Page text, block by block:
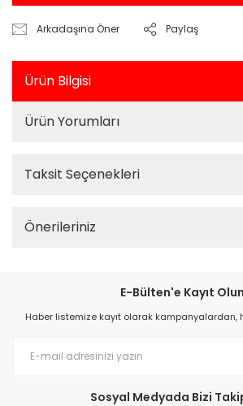
Arkadaşına Öner Paylaş
Ürün Bilgisi
Ürün Yorumları
Taksit Seçenekleri
Önerileriniz
E-Bülten'e Kayıt Olun
Haber listemize kayıt olarak kampanyalardan,
Sosyal Medyada Bizi